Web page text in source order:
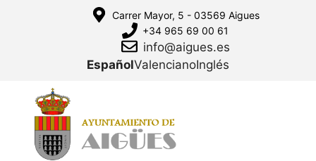
Carrer Mayor, 5 - 03569 Aigues
+34 965 69 00 61
info@aigues.es
EspañolValencianoInglés